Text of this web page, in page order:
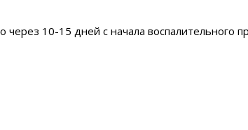
10-15 дней с начала воспалительного